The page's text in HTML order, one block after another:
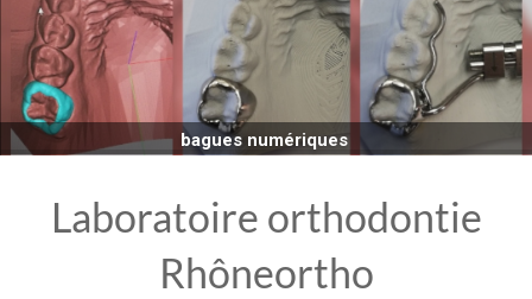
Laboratoire orthodontie
Rhôneortho